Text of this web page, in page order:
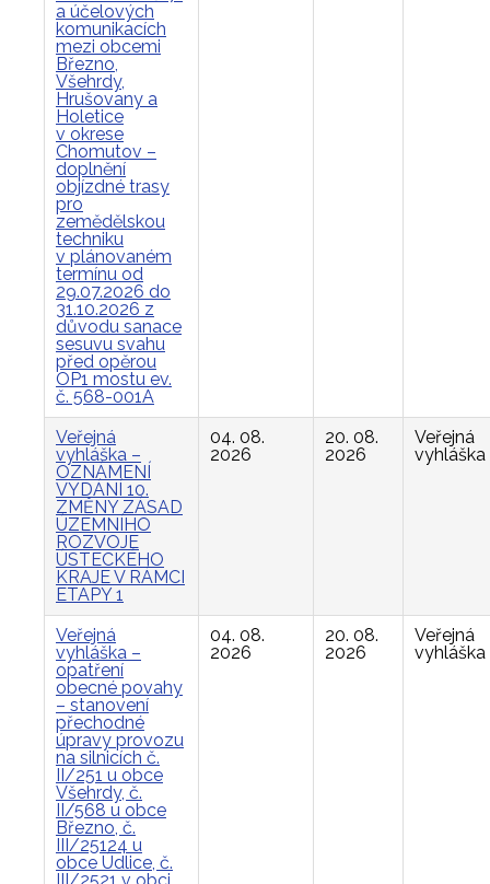
a účelových
komunikacích
mezi obcemi
Březno,
Všehrdy,
Hrušovany a
Holetice
v okrese
Chomutov –
doplnění
objízdné trasy
pro
zemědělskou
techniku
v plánovaném
termínu od
29.07.2026 do
31.10.2026 z
důvodu sanace
sesuvu svahu
před opěrou
OP1 mostu ev.
č. 568-001A
Veřejná
vyhláška –
OZNÁMENÍ
VYDÁNÍ 10.
ZMĚNY ZÁSAD
ÚZEMNÍHO
ROZVOJE
ÚSTECKÉHO
KRAJE V RÁMCI
ETAPY 1
04. 08.
2026
20. 08.
2026
Veřejná
vyhláška
Veřejná
vyhláška –
opatření
obecné povahy
– stanovení
přechodné
úpravy provozu
na silnicích č.
II/251 u obce
Všehrdy, č.
II/568 u obce
Březno, č.
III/25124 u
obce Údlice, č.
04. 08.
2026
20. 08.
2026
Veřejná
vyhláška